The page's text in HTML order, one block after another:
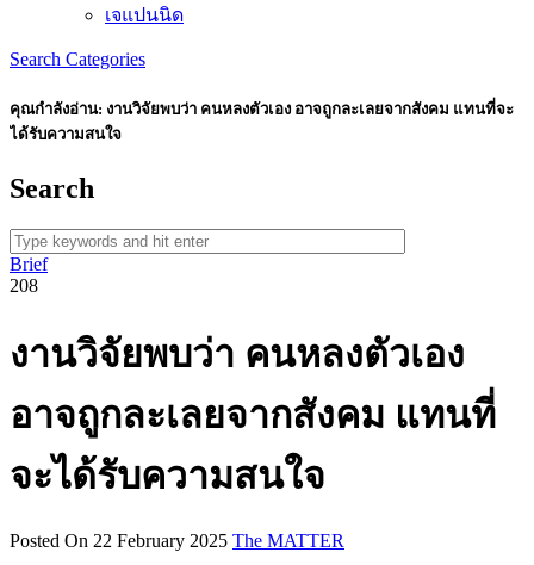
เจแปนนิด
Search Categories
คุณกำลังอ่าน: งานวิจัยพบว่า คนหลงตัวเอง อาจถูกละเลยจากสังคม แทนที่จะ
ได้รับความสนใจ
Search
Brief
208
งานวิจัยพบว่า คนหลงตัวเอง
อาจถูกละเลยจากสังคม แทนที่
จะได้รับความสนใจ
Posted On 22 February 2025 The MATTER